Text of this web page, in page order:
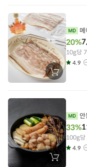
에
담
기
장
바
에
20%
10g당
4.9
장
33%
100g당
4.9